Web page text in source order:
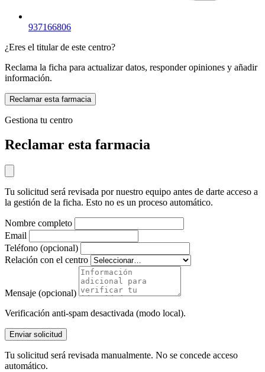
937166806
¿Eres el titular de este centro?
Reclama la ficha para actualizar datos, responder opiniones y añadir
información.
Reclamar esta farmacia
Gestiona tu centro
Reclamar esta farmacia
Tu solicitud será revisada por nuestro equipo antes de darte acceso a
la gestión de la ficha. Esto no es un proceso automático.
Nombre completo
Email
Teléfono (opcional)
Relación con el centro
Mensaje (opcional)
Verificación anti-spam desactivada (modo local).
Enviar solicitud
Tu solicitud será revisada manualmente. No se concede acceso
automático.